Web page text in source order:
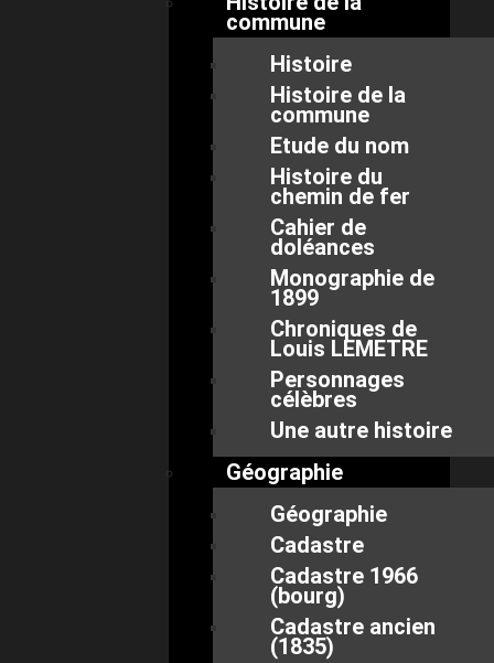
commune
Histoire
Histoire de la
commune
Etude du nom
Histoire du
chemin de fer
Cahier de
doléances
Monographie de
1899
Chroniques de
Louis LEMETRE
Personnages
célèbres
Une autre histoire
Géographie
Géographie
Cadastre
Cadastre 1966
(bourg)
Cadastre ancien
(1835)